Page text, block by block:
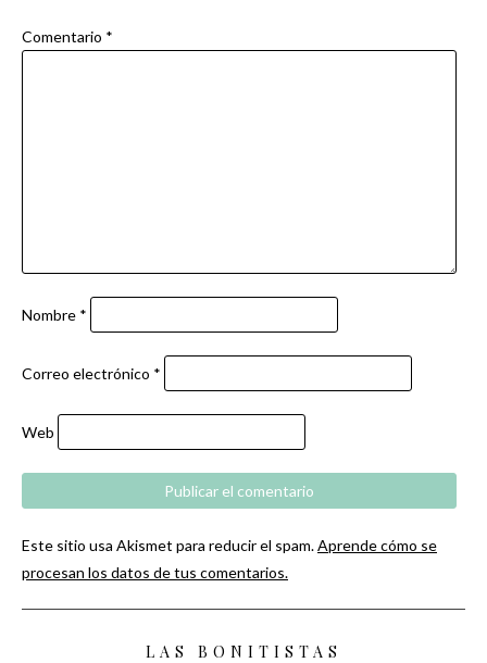
Comentario *
Nombre *
Correo electrónico *
Web
Este sitio usa Akismet para reducir el spam.Aprende cómo se
procesan los datos de tus comentarios.
LAS BONITISTAS